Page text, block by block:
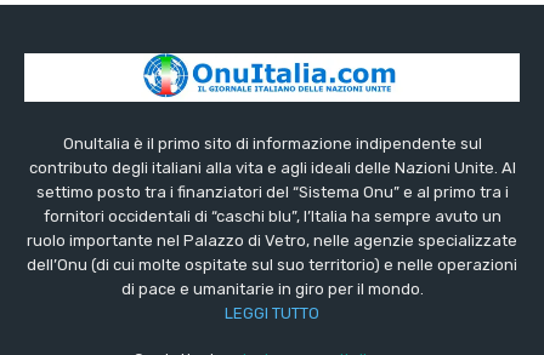
OnuItalia è il primo sito di informazione indipendente sul
contributo degli italiani alla vita e agli ideali delle Nazioni Unite. Al
settimo posto tra i finanziatori del “Sistema Onu” e al primo tra i
fornitori occidentali di “caschi blu”, l’Italia ha sempre avuto un
ruolo importante nel Palazzo di Vetro, nelle agenzie specializzate
dell’Onu (di cui molte ospitate sul suo territorio) e nelle operazioni
di pace e umanitarie in giro per il mondo.
LEGGI TUTTO